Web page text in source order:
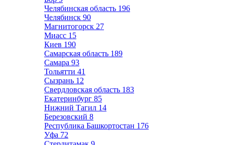
Челябинская область 196
Челябинск 90
Магнитогорск 27
Миасс 15
Киев 190
Самарская область 189
Самара 93
Тольятти 41
Сызрань 12
Свердловская область 183
Екатеринбург 85
Нижний Тагил 14
Березовский 8
Республика Башкортостан 176
Уфа 72